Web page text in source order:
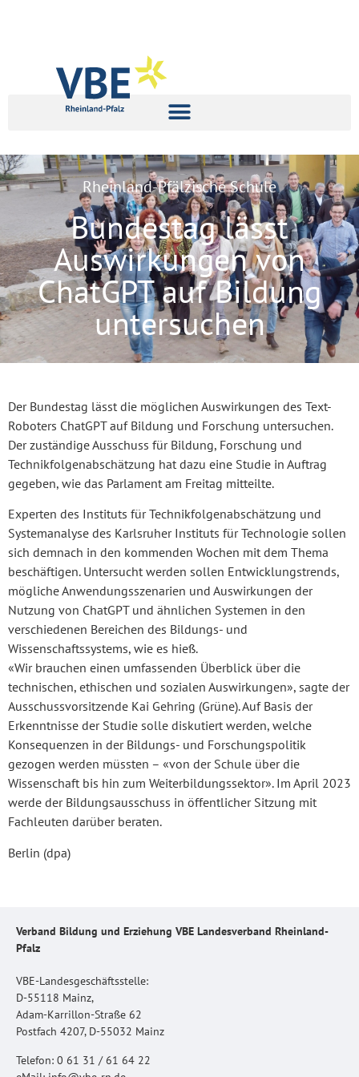
Rheinland-Pfälzische Schule
Bundestag lässt
Auswirkungen von
ChatGPT auf Bildung
untersuchen
Der Bundestag lässt die möglichen Auswirkungen des Text-
Roboters ChatGPT auf Bildung und Forschung untersuchen.
Der zuständige Ausschuss für Bildung, Forschung und
Technikfolgenabschätzung hat dazu eine Studie in Auftrag
gegeben, wie das Parlament am Freitag mitteilte.
Experten des Instituts für Technikfolgenabschätzung und
Systemanalyse des Karlsruher Instituts für Technologie sollen
sich demnach in den kommenden Wochen mit dem Thema
beschäftigen. Untersucht werden sollen Entwicklungstrends,
mögliche Anwendungsszenarien und Auswirkungen der
Nutzung von ChatGPT und ähnlichen Systemen in den
verschiedenen Bereichen des Bildungs- und
Wissenschaftssystems, wie es hieß.
«Wir brauchen einen umfassenden Überblick über die
technischen, ethischen und sozialen Auswirkungen», sagte der
Ausschussvorsitzende Kai Gehring (Grüne). Auf Basis der
Erkenntnisse der Studie solle diskutiert werden, welche
Konsequenzen in der Bildungs- und Forschungspolitik
gezogen werden müssten – «von der Schule über die
Wissenschaft bis hin zum Weiterbildungssektor». Im April 2023
werde der Bildungsausschuss in öffentlicher Sitzung mit
Fachleuten darüber beraten.
Berlin (dpa)
Verband Bildung und Erziehung VBE Landesverband Rheinland-
Pfalz
VBE-Landesgeschäftsstelle:
D-55118 Mainz,
Adam-Karrillon-Straße 62
Postfach 4207, D-55032 Mainz
Telefon: 0 61 31 / 61 64 22